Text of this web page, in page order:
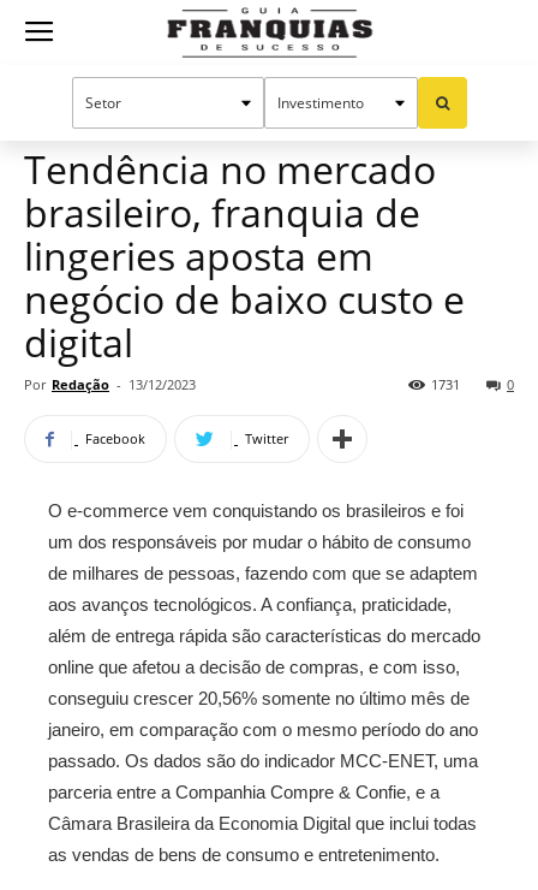
Guia
Sucesso
Mercado de franquias
Tendência no mercado
brasileiro, franquia de
lingeries aposta em
negócio de baixo custo e
digital
Por Redação - 13/12/2023 0
1731
Facebook Twitter
O e-commerce vem conquistando os brasileiros e foi
um dos responsáveis por mudar o hábito de consumo
de milhares de pessoas, fazendo com que se adaptem
aos avanços tecnológicos. A confiança, praticidade,
além de entrega rápida são características do mercado
online que afetou a decisão de compras, e com isso,
conseguiu crescer 20,56% somente no último mês de
janeiro, em comparação com o mesmo período do ano
passado. Os dados são do indicador MCC-ENET, uma
parceria entre a Companhia Compre & Confie, e a
Câmara Brasileira da Economia Digital que inclui todas
as vendas de bens de consumo e entretenimento.